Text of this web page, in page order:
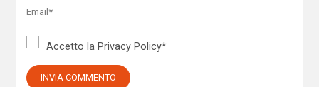
Accetto la Privacy Policy*